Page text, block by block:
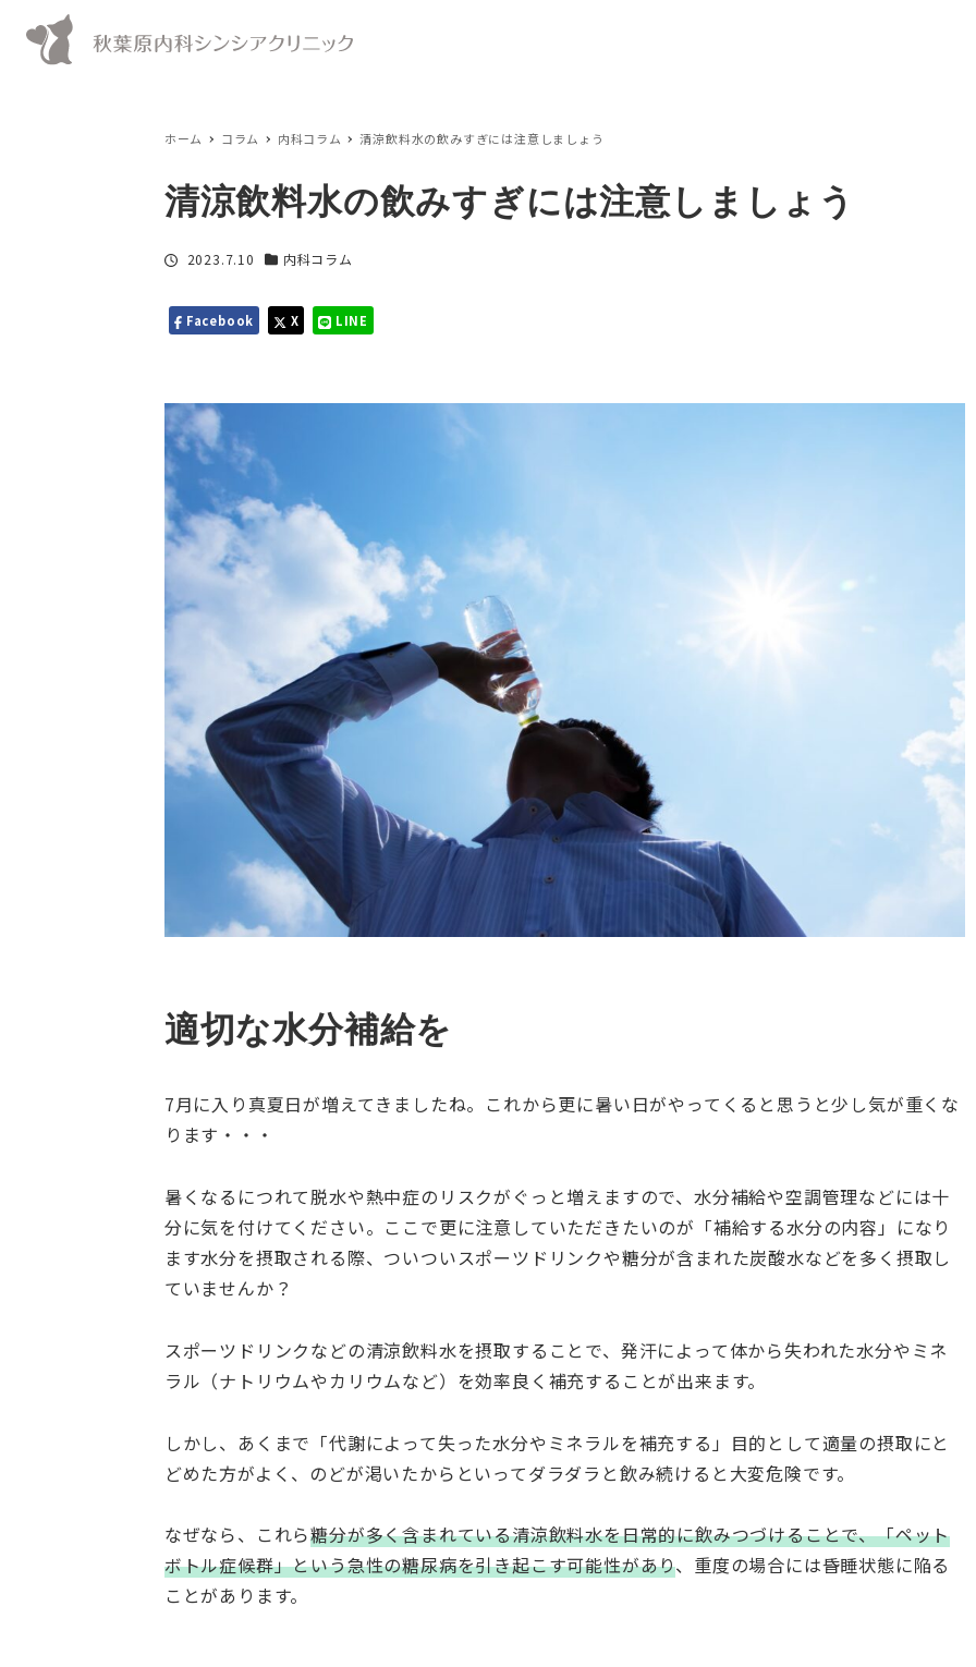
ホーム コラム 内科コラム 清涼飲料水の飲みすぎには注意しましょう
清涼飲料水の飲みすぎには注意しましょう
投稿日
2023.7.10
カテゴリー
内科コラム
Facebook X LINE
適切な水分補給を
7月に入り真夏日が増えてきましたね。これから更に暑い日がやってくると思うと少し気が重くな
ります・・・
暑くなるにつれて脱水や熱中症のリスクがぐっと増えますので、水分補給や空調管理などには十
分に気を付けてください。ここで更に注意していただきたいのが「補給する水分の内容」になり
ます水分を摂取される際、ついついスポーツドリンクや糖分が含まれた炭酸水などを多く摂取し
ていませんか？
スポーツドリンクなどの清涼飲料水を摂取することで、発汗によって体から失われた水分やミネ
ラル（ナトリウムやカリウムなど）を効率良く補充することが出来ます。
しかし、あくまで「代謝によって失った水分やミネラルを補充する」目的として適量の摂取にと
どめた方がよく、のどが渇いたからといってダラダラと飲み続けると大変危険です。
なぜなら、これら糖分が多く含まれている清涼飲料水を日常的に飲みつづけることで、「ペット
ボトル症候群」という急性の糖尿病を引き起こす可能性があり、重度の場合には昏睡状態に陥る
ことがあります。